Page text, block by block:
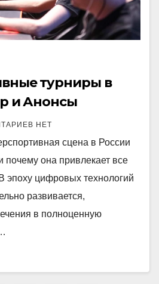
турниры в
и Анонсы
НЕТ
сцена в России
почему она привлекает все
эпоху цифровых технологий
развивается,
в полноценную